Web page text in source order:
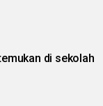
di sekolah